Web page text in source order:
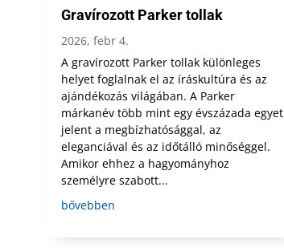
Gravírozott Parker tollak
2026, febr 4.
A gravírozott Parker tollak különleges
helyet foglalnak el az íráskultúra és az
ajándékozás világában. A Parker
márkanév több mint egy évszázada egyet
jelent a megbízhatósággal, az
eleganciával és az időtálló minőséggel.
Amikor ehhez a hagyományhoz
személyre szabott...
bővebben